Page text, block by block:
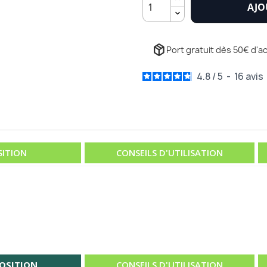
package_2 Port gratuit dès 50€
4.8/5 - 16 avis
CONSEILS D'UTILISATION
CONSEILS D'UTILISATION